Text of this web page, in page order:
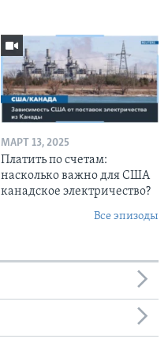
МАРТ 13, 2025
Платить по счетам:
насколько важно для США
канадское электричество?
Все эпизоды